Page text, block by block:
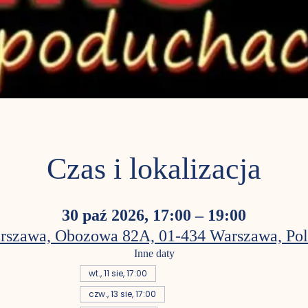
Czas i lokalizacja
30 paź 2026, 17:00 – 19:00
Obozowa 82A, 01-434 Warszawa,
Inne daty
wt., 11 sie, 17:00
czw., 13 sie, 17:00